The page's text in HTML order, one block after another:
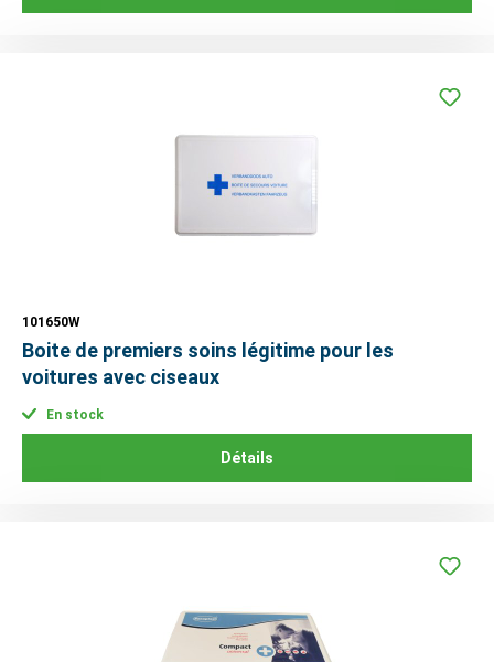
101650W
Boite de premiers soins légitime pour les
voitures avec ciseaux
En stock
Détails